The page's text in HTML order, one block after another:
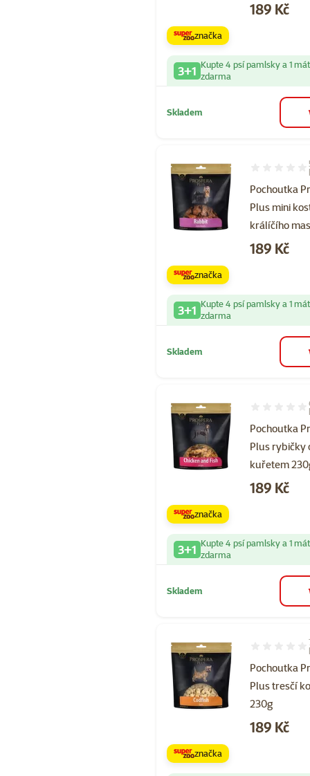
Cena
189 Kč
značka
3+1 Kupte 4 psí pamlsky a 1
zdarma
Skladem
Pochoutka
Plus mini
králíčího
Hodnocení
Cena
189 Kč
značka
3+1 Kupte 4 psí pamlsky a 1
zdarma
Skladem
Pochoutka
Plus rybičky
kuřetem
Hodnocení
Cena
189 Kč
značka
3+1 Kupte 4 psí pamlsky a 1
zdarma
Skladem
Pochoutka
Plus tresčí
230g
Hodnocení
Cena
189 Kč
značka